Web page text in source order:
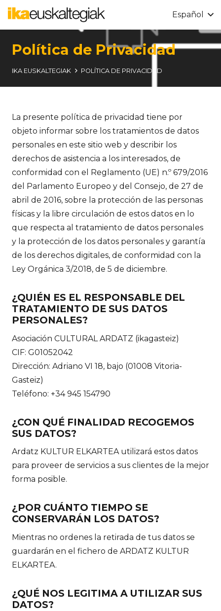
Español
Política de Privacidad
IKA EUSKALTEGIAK POLÍTICA DE PRIVACIDAD
La presente política de privacidad tiene por
objeto informar sobre los tratamientos de datos
personales en este sitio web y describir los
derechos de asistencia a los interesados, de
conformidad con el Reglamento (UE) n.º 679/2016
del Parlamento Europeo y del Consejo, de 27 de
abril de 2016, sobre la protección de las personas
físicas y la libre circulación de estos datos en lo
que respecta al tratamiento de datos personales
y la protección de los datos personales y garantía
de los derechos digitales, de conformidad con la
Ley Orgánica 3/2018, de 5 de diciembre.
¿QUIÉN ES EL RESPONSABLE DEL
TRATAMIENTO DE SUS DATOS
PERSONALES?
Asociación CULTURAL ARDATZ (ikagasteiz)
CIF: G01052042
Dirección: Adriano VI 18, bajo (01008 Vitoria-
Gasteiz)
Teléfono: +34 945 154790
¿CON QUÉ FINALIDAD RECOGEMOS
SUS DATOS?
Ardatz KULTUR ELKARTEA utilizará estos datos
para proveer de servicios a sus clientes de la mejor
forma posible.
¿POR CUÁNTO TIEMPO SE
CONSERVARÁN LOS DATOS?
Mientras no ordenes la retirada de tus datos se
guardarán en el fichero de ARDATZ KULTUR
ELKARTEA.
¿QUÉ NOS LEGITIMA A UTILIZAR SUS
DATOS?